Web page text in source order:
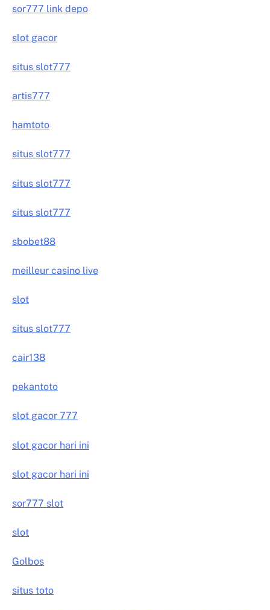
sor777 link depo
slot gacor
situs slot777
artis777
hamtoto
situs slot777
situs slot777
situs slot777
sbobet88
meilleur casino live
slot
situs slot777
cair138
pekantoto
slot gacor 777
slot gacor hari ini
slot gacor hari ini
sor777 slot
slot
Golbos
situs toto